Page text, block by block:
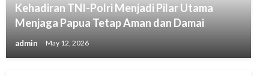
Kehadiran TNI-Polri Menjadi Pilar Utama
Menjaga Papua Tetap Aman dan Damai
admin May 12, 2026